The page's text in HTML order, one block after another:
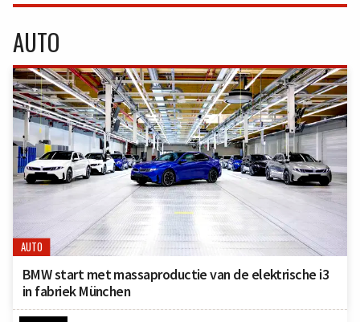
AUTO
AUTO
BMW start met massaproductie van de elektrische i3
in fabriek München